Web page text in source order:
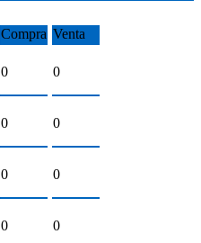
Compra Venta
0 0
0 0
0 0
0 0